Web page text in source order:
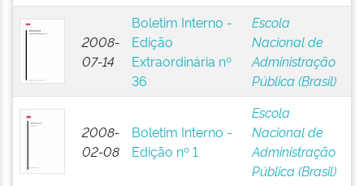
2008-
07-14
Boletim Interno -
Edição
Extraordinária nº
36
Escola
Nacional de
Administração
Pública (Brasil)
2008-
02-08
Boletim Interno -
Edição nº 1
Escola
Nacional de
Administração
Pública (Brasil)